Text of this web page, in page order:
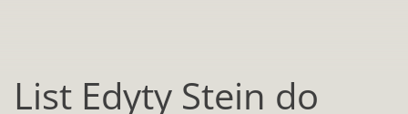
List Edyty Stein do